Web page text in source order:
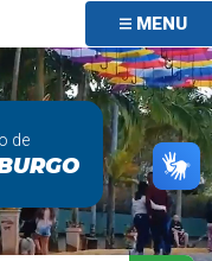
MENU
de